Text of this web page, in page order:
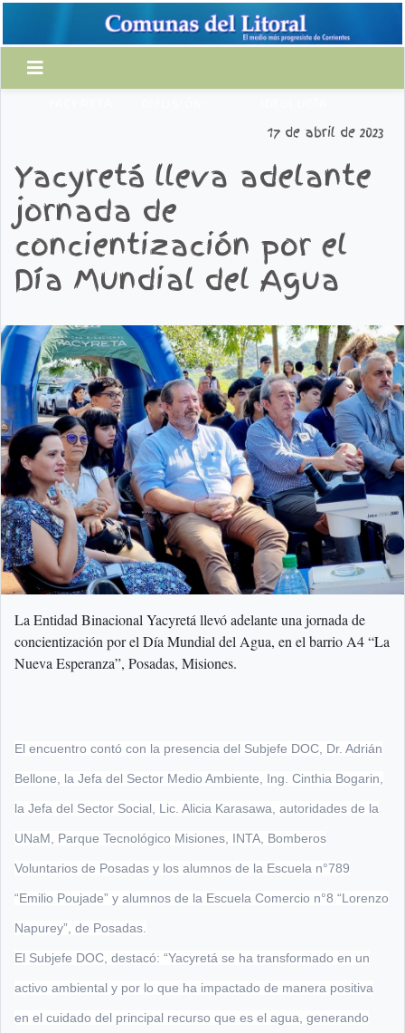
17 de abril de 2023
Yacyretá lleva adelante
jornada de
concientización por el
Día Mundial del Agua
La Entidad Binacional Yacyretá llevó adelante una jornada de
concientización por el Día Mundial del Agua, en el barrio A4 “La
Nueva Esperanza”, Posadas, Misiones.
El encuentro contó con la presencia del Subjefe DOC, Dr. Adrián
Bellone, la Jefa del Sector Medio Ambiente, Ing. Cinthia Bogarin,
la Jefa del Sector Social, Lic. Alicia Karasawa, autoridades de la
UNaM, Parque Tecnológico Misiones, INTA, Bomberos
Voluntarios de Posadas y los alumnos de la Escuela n°789
“Emilio Poujade” y alumnos de la Escuela Comercio n°8 “Lorenzo
Napurey”, de Posadas.
El Subjefe DOC, destacó: “Yacyretá se ha transformado en un
activo ambiental y por lo que ha impactado de manera positiva
en el cuidado del principal recurso que es el agua, generando